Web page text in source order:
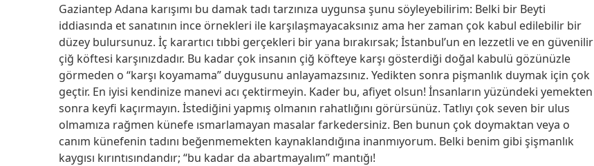
Gaziantep Adana karışımı bu damak tadı tarzınıza uygunsa şunu söyleyebilirim: Belki bir Beyti
iddiasında et sanatının ince örnekleri ile karşılaşmayacaksınız ama her zaman çok kabul edilebilir bir
düzey bulursunuz. İç karartıcı tıbbi gerçekleri bir yana bırakırsak; İstanbul’un en lezzetli ve en güvenilir
çiğ köftesi karşınızdadır. Bu kadar çok insanın çiğ köfteye karşı gösterdiği doğal kabulü gözünüzle
görmeden o “karşı koyamama” duygusunu anlayamazsınız. Yedikten sonra pişmanlık duymak için çok
geçtir. En iyisi kendinize manevi acı çektirmeyin. Kader bu, afiyet olsun! İnsanların yüzündeki yemekten
sonra keyfi kaçırmayın. İstediğini yapmış olmanın rahatlığını görürsünüz. Tatlıyı çok seven bir ulus
olmamıza rağmen künefe ısmarlamayan masalar farkedersiniz. Ben bunun çok doymaktan veya o
canım künefenin tadını beğenmemekten kaynaklandığına inanmıyorum. Belki benim gibi şişmanlık
kaygısı kırıntısındandır; “bu kadar da abartmayalım” mantığı!